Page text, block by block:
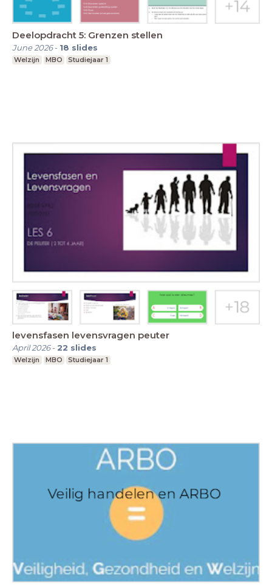
Deelopdracht 5: Grenzen stellen
June 2026- 18 slides
Welzijn MBO Studiejaar 1
levensfasen levensvragen peuter
April 2026- 22 slides
Welzijn MBO Studiejaar 1